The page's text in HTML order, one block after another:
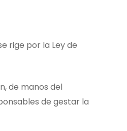
rige por la Ley de
de manos del
de gestar la